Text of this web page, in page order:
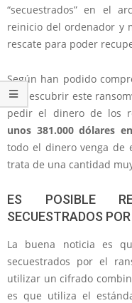
“secuestrados” en el
reinicio del ordenador y
rescate para poder
Según han podido
de descubrir este
pedir el dinero de los
unos 381.000 dólares
todo el dinero venga de
trata de una cantidad
ES POSIBLE
SECUESTRADOS
La buena noticia es
secuestrados por el
utilizar un cifrado
es que utiliza el